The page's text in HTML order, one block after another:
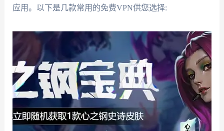
应用。以下是几款常用的免费VPN供您选择: